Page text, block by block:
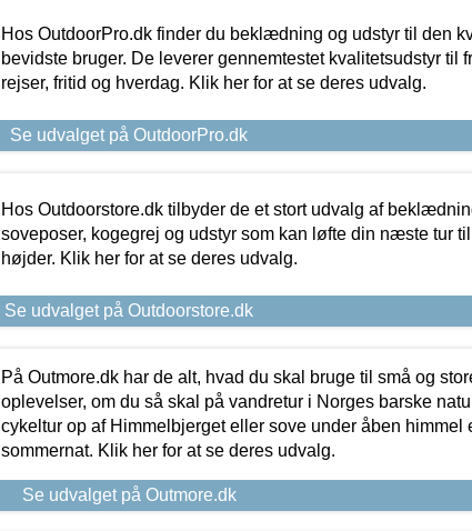
Hos OutdoorPro.dk finder du beklædning og udstyr til den
bevidste bruger. De leverer gennemtestet kvalitetsudstyr til
rejser, fritid og hverdag. Klik her for at se deres udvalg.
Se udvalget på OutdoorPro.dk
Hos Outdoorstore.dk tilbyder de et stort udvalg af
soveposer, kogegrej og udstyr som kan løfte din næste tur
højder. Klik her for at se deres udvalg.
Se udvalget på Outdoorstore.dk
På Outmore.dk har de alt, hvad du skal bruge til små og
oplevelser, om du så skal på vandretur i Norges barske
cykeltur op af Himmelbjerget eller sove under åben himmel
sommernat. Klik her for at se deres udvalg.
Se udvalget på Outmore.dk